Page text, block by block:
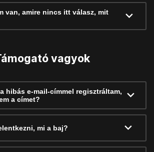
van, amire nincs itt válasz, mit
vagyok
hibás e-mail-címmel regisztráltam,
a címet?
mi a baj?